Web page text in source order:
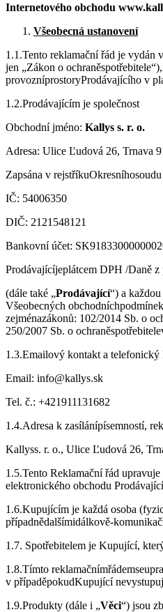
Internetového obchodu
Všeobecná ustanovení
1.1.Tento reklamační řád je vydán
jen „Zákon o
provozníprostoryProdávajícího v
1.2.Prodávajícím je společnost
Obchodní jméno: Kallys s. r. o.
Adresa: Ulice Ľudová 26, Trnava
Zapsána v
IČ: 54006350
DIČ: 2121548121
Bankovní účet:
Prodávajícíjeplátcem DPH /Daně z
(dále také „Prodávající“) a
Všeobecných
zejménazákonů: 102/2014 Sb. o
250/2007 Sb. o
1.3.Emailový kontakt a telefonický
Email: info@kallys.sk
Tel. č.: +421911131682
1.4.Adresa k zasílánípísemností,
Kallyss. r. o., Ulice Ľudová 26,
1.5.Tento Reklamační řád
elektronického obchodu
1.6.Kupujícím je každá osoba
případnědalšímidálkově-
1.7. Spotřebitelem je Kupující,
1.8.Tímto
v případěpokudKupující
1.9.Produkty (dále i „Věci“) jsou